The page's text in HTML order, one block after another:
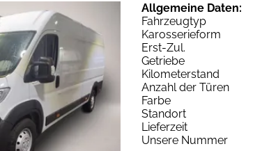
Allgemeine Daten:
Fahrzeugtyp
Karosserieform
Erst-Zul.
Getriebe
Kilometerstand
Anzahl der Türen
Farbe
Standort
Lieferzeit
Unsere Nummer